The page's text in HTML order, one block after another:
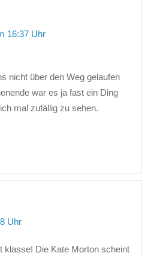
16:37 Uhr
nicht über den Weg gelaufen
war es ja fast ein Ding
mal zufällig zu sehen.
Uhr
klasse! Die Kate Morton scheint